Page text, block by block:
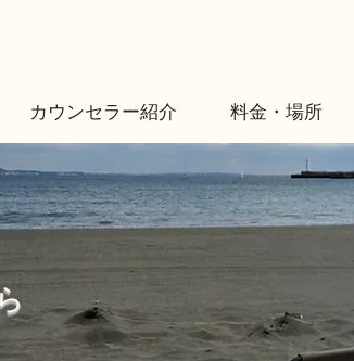
カウンセラー紹介 料金・場所